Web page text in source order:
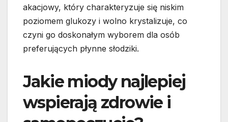
akacjowy, który charakteryzuje się niskim
poziomem glukozy i wolno krystalizuje, co
czyni go doskonałym wyborem dla osób
preferujących płynne słodziki.
Jakie miody najlepiej
wspierają zdrowie i